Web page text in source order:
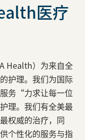
医疗
Health）为来自全
护理。我们为国际
务“力求让每一位
理。我们有全美最
权威的治疗，同
个性化的服务与指